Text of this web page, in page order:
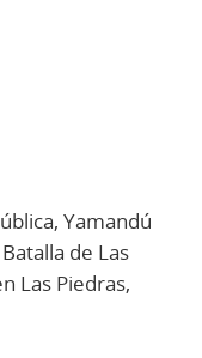
Yamandú
de Las
Las Piedras,